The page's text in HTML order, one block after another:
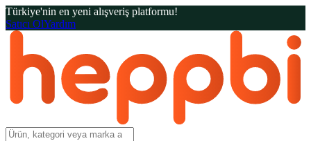
Türkiye'nin en yeni alışveriş platformu!
Satıcı OlYardım